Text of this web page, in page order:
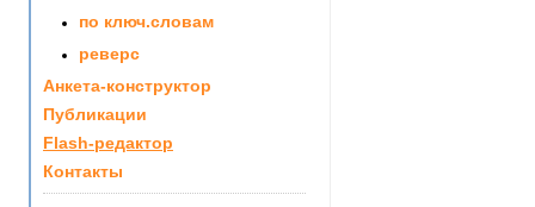
по ключ.словам
реверс
Анкета-конструктор
Публикации
Flash-редактор
Контакты